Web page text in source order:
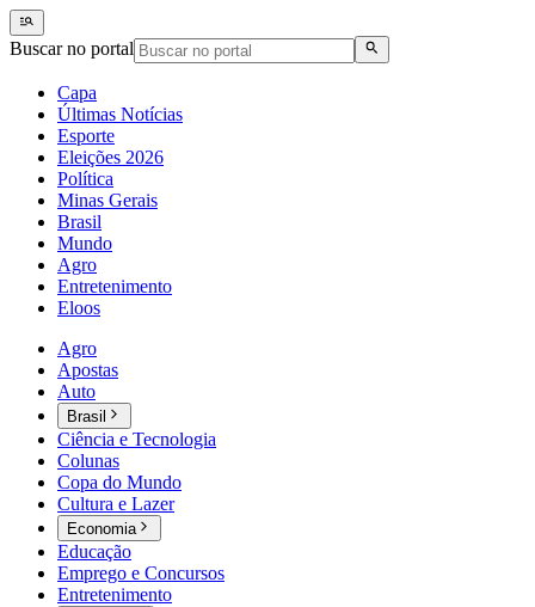
Buscar no portal
Capa
Últimas Notícias
Esporte
Eleições 2026
Política
Minas Gerais
Brasil
Mundo
Agro
Entretenimento
Eloos
Agro
Apostas
Auto
Brasil
Ciência e Tecnologia
Colunas
Copa do Mundo
Cultura e Lazer
Economia
Educação
Emprego e Concursos
Entretenimento